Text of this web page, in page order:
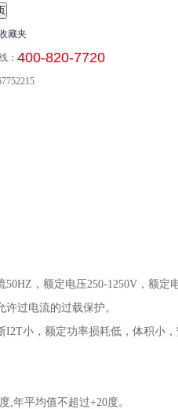
藏夹
： 400-820-7720
50HZ ，额定电压250-1250V ，额定
过电流的过载保护。
I2T小，额定功率损耗低，体积小
度,年平均值不超过+20度。